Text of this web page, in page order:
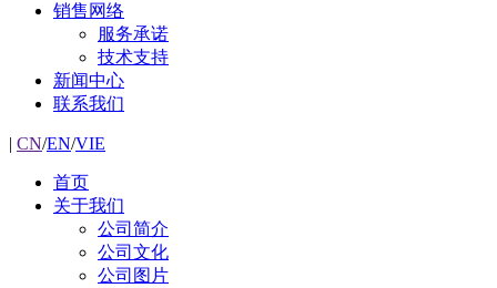
销售网络
服务承诺
技术支持
新闻中心
联系我们
| CN/EN/VIE
首页
关于我们
公司简介
公司文化
公司图片